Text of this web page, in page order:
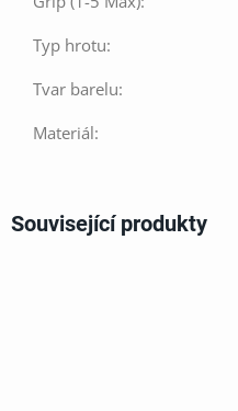
Související produkty
Typ hrotu:
Tvar barelu:
Materiál: